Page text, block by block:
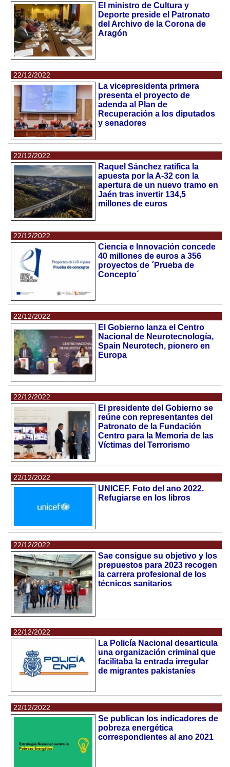
El ministro de Cultura y
Deporte preside el Patronato
del Archivo de la Corona de
Aragón
22/12/2022
La vicepresidenta primera
presenta el proyecto de
adenda al Plan de
Recuperación a los diputados
y senadores
22/12/2022
Raquel Sánchez ratifica la
apuesta por la A-32 con la
apertura de un nuevo tramo en
Jaén tras invertir 134,5
millones de euros
22/12/2022
Ciencia e Innovación concede
40 millones de euros a 356
proyectos de ´Prueba de
Concepto´
22/12/2022
El Gobierno lanza el Centro
Nacional de Neurotecnología,
Spain Neurotech, pionero en
Europa
22/12/2022
El presidente del Gobierno se
reúne con representantes del
Patronato de la Fundación
Centro para la Memoria de las
Víctimas del Terrorismo
22/12/2022
UNICEF. Foto del ano 2022.
Refugiarse en los libros
22/12/2022
Sae consigue su objetivo y los
prepuestos para 2023 recogen
la carrera profesional de los
técnicos sanitarios
22/12/2022
La Policía Nacional desarticula
una organización criminal que
facilitaba la entrada irregular
de migrantes pakistaníes
22/12/2022
Se publican los indicadores de
pobreza energética
correspondientes al ano 2021